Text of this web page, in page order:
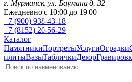
г. Мурманск, ул. Баумана д. 32
Ежедневно с 10:00 до 19:00
+7 (900) 938-43-18
+7 (8152) 20-56-29
Каталог
ПамятникиПортретыУслугиОградки
плитыВазыТабличкиДекор